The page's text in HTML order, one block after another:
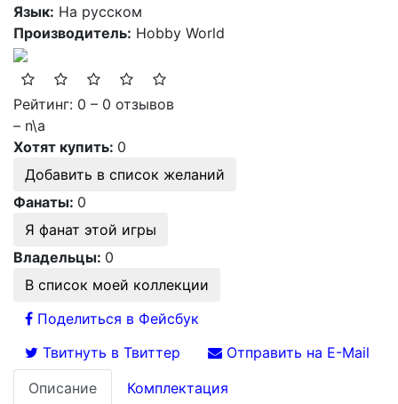
Язык: На русском
Производитель: Hobby World
Рейтинг: 0 – 0 отзывов
– n\a
Хотят купить: 0
Добавить в список желаний
Фанаты: 0
Я фанат этой игры
Владельцы: 0
В список моей коллекции
Поделиться в Фейсбук
Твитнуть в Твиттер
Отправить на E-Mail
Описание
Комплектация